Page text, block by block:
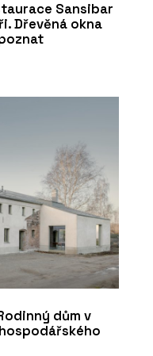
Sansibar
Dřevěná okna
dům v